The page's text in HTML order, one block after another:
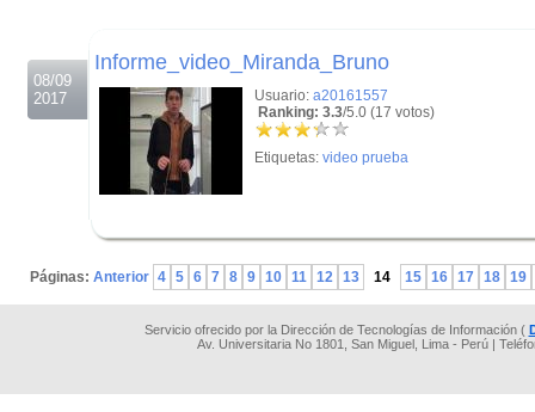
08/09
2017
Informe_video_Miranda_Bruno
Usuario: a20161557
Ranking: 3.3/5.0 (17 votos)
Etiquetas: video prueba
Páginas: Anterior 4 5 6 7 8 9 10 11 12 13 14 15 16 17 18 19
Servicio ofrecido por la Dirección de Tecnologías de Información (
Av. Universitaria No 1801, San Miguel, Lima - Perú |